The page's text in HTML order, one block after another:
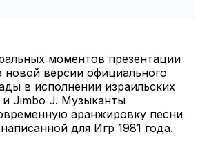
моментов презентации
новой версии официального
в исполнении израильских
и Jimbo J. Музыканты
аранжировку песни
для Игр 1981 года.